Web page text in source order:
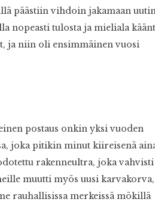
päästiin vihdoin jakamaan
nopeasti tulosta ja mieliala
ja niin oli ensimmäinen vuosi
postaus onkin yksi vuoden
joka pitikin minut kiireisenä
rakenneultra, joka vahvisti
muutti myös uusi karvakorva,
rauhallisissa merkeissä mökillä